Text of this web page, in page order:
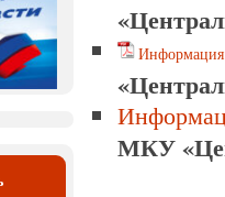
Информация
МКУ